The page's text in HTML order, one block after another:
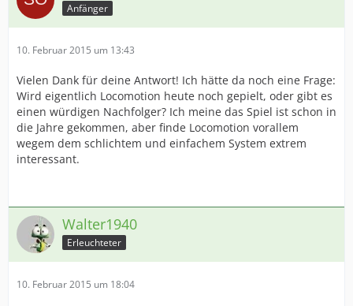
Anfänger
10. Februar 2015 um 13:43
Vielen Dank für deine Antwort! Ich hätte da noch eine Frage:
Wird eigentlich Locomotion heute noch gepielt, oder gibt es
einen würdigen Nachfolger? Ich meine das Spiel ist schon in
die Jahre gekommen, aber finde Locomotion vorallem
wegem dem schlichtem und einfachem System extrem
interessant.
Walter1940
Erleuchteter
10. Februar 2015 um 18:04